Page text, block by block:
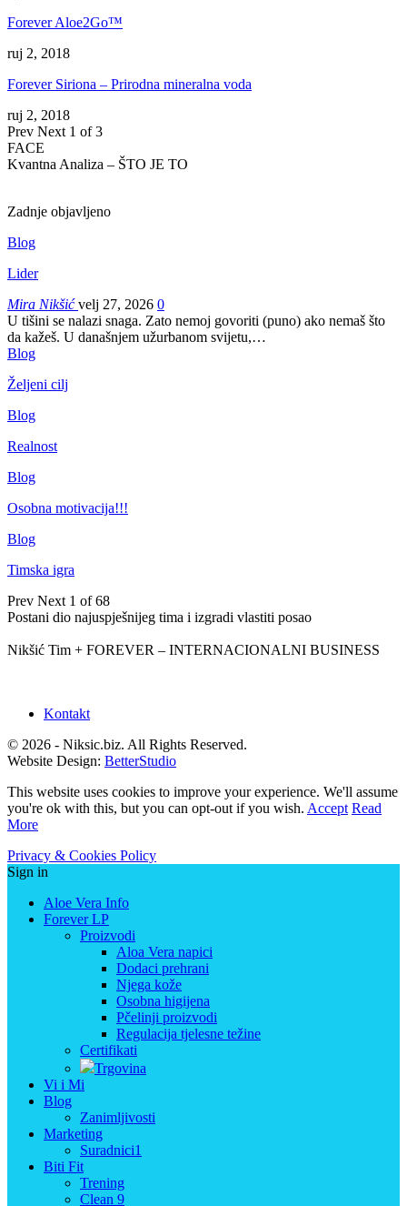
Forever Aloe2Go™
ruj 2, 2018
Forever Siriona – Prirodna mineralna voda
ruj 2, 2018
Prev Next 1 of 3
FACE
Kvantna Analiza – ŠTO JE TO
Zadnje objavljeno
Blog
Lider
Mira Nikšićvelj 27, 2026 0
U tišini se nalazi snaga. Zato nemoj govoriti (puno) ako nemaš što
da kažeš. U današnjem užurbanom svijetu,…
Blog
Željeni cilj
Blog
Realnost
Blog
Osobna motivacija!!!
Blog
Timska igra
Prev Next 1 of 68
Postani dio najuspješnijeg tima i izgradi vlastiti posao
Nikšić Tim + FOREVER – INTERNACIONALNI BUSINESS
Kontakt
© 2026 - Niksic.biz. All Rights Reserved.
Website Design: BetterStudio
This website uses cookies to improve your experience. We'll assume
you're ok with this, but you can opt-out if you wish. Accept Read
More
Privacy & Cookies Policy
Sign in
Aloe Vera Info
Forever LP
Proizvodi
Aloa Vera napici
Dodaci prehrani
Njega kože
Osobna higijena
Pčelinji proizvodi
Regulacija tjelesne težine
Certifikati
Trgovina
Vi i Mi
Blog
Zanimljivosti
Marketing
Suradnici1
Biti Fit
Trening
Clean 9